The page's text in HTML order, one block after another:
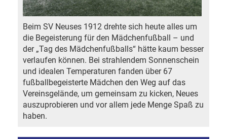
Beim SV Neuses 1912 drehte sich heute alles um
die Begeisterung für den Mädchenfußball – und
der „Tag des Mädchenfußballs“ hätte kaum besser
verlaufen können. Bei strahlendem Sonnenschein
und idealen Temperaturen fanden über 67
fußballbegeisterte Mädchen den Weg auf das
Vereinsgelände, um gemeinsam zu kicken, Neues
auszuprobieren und vor allem jede Menge Spaß zu
haben.